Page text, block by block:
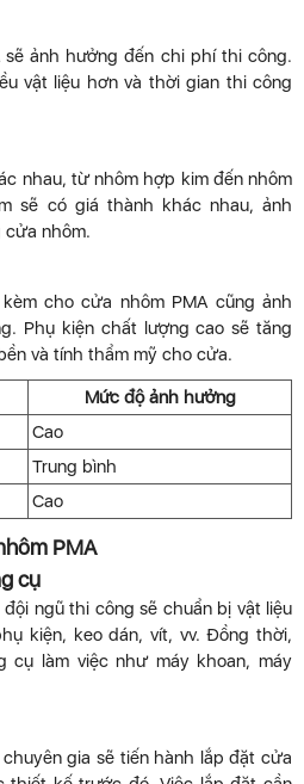
ảnh hưởng đến chi phí thi công.
vật liệu hơn và thời gian thi công
nhau, từ nhôm hợp kim đến nhôm
sẽ có giá thành khác nhau, ảnh
cửa nhôm.
cho cửa nhôm PMA cũng ảnh
Phụ kiện chất lượng cao sẽ tăng
và tính thẩm mỹ cho cửa.
Mức độ ảnh hưởng
Cao
Trung bình
Cao
PMA
cụ
ngũ thi công sẽ chuẩn bị vật liệu
kiện, keo dán, vít, vv. Đồng thời,
cụ làm việc như máy khoan, máy
gia sẽ tiến hành lắp đặt cửa